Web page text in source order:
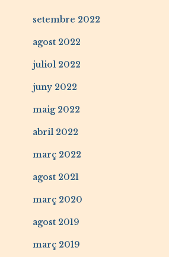
setembre 2022
agost 2022
juliol 2022
juny 2022
maig 2022
abril 2022
març 2022
agost 2021
març 2020
agost 2019
març 2019